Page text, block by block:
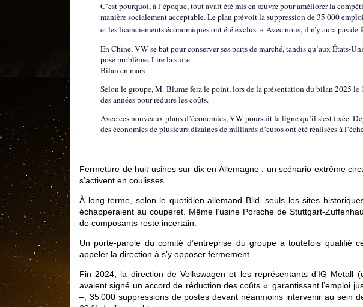
C’est pourquoi, à l’époque, tout avait été mis en œuvre pour améliorer la
manière socialement acceptable. Le plan prévoit la suppression de 35 000
et les licenciements économiques ont été exclus. « Avec nous, il n’y aura pas de
En Chine, VW se bat pour conserver ses parts de marché, tandis qu’aux États-
pose problème. Lire la suite
Bilan en mars
Selon le groupe, M. Blume fera le point, lors de la présentation du bilan 2025 le
des années pour réduire les coûts.
Avec ces nouveaux plans d’économies, VW poursuit la ligne qu’il s’est fixée.
des économies de plusieurs dizaines de milliards d’euros ont été réalisées à
Fermeture de huit usines sur dix en Allemagne : un scénario extrême
s’activent en coulisses.
À long terme, selon le quotidien allemand Bild, seuls les sites
échapperaient au couperet. Même l’usine Porsche de Stuttgart-
de composants reste incertain.
Un porte-parole du comité d’entreprise du groupe a toutefois
appeler la direction à s’y opposer fermement.
Fin 2024, la direction de Volkswagen et les représentants d’IG Metall
avaient signé un accord de réduction des coûts « garantissant l’emploi
–, 35 000 suppressions de postes devant néanmoins intervenir au sein